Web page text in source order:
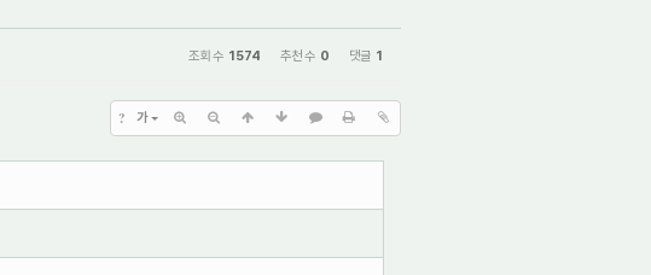
조회 수 1574 추천 수 0 댓글 1
? 가